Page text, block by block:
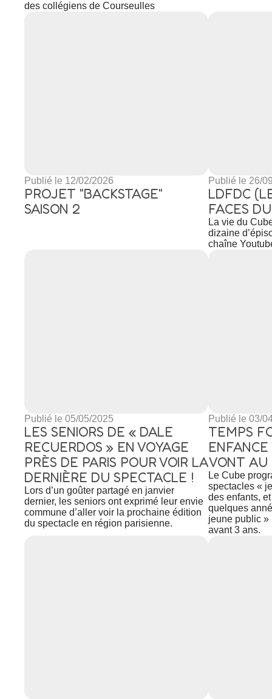
des collégiens de Courseulles
Publié le 12/02/2026
PROJET "BACKSTAGE"
SAISON 2
Publié le 26/
LDFDC
FACES
La vie du
dizaine
chaîne
Publié le 05/05/2025
LES SENIORS DE « DALE
RECUERDOS » EN VOYAGE
PRÈS DE PARIS POUR VOIR LA
DERNIÈRE DU SPECTACLE !
Lors d’un goûter partagé en janvier
dernier, les seniors ont exprimé leur envie
commune d’aller voir la prochaine édition
du spectacle en région parisienne.
Publié le 03/
TEMPS
ENFANCE
VONT AU
Le Cube
spectacles «
des enfants,
quelques
jeune public »
avant 3 ans.